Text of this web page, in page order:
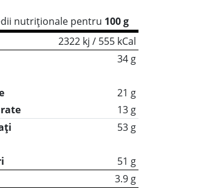
nutriționale pentru 100 g
2322 kj / 555 kCal
34 g
21 g
13 g
53 g
51 g
3.9 g